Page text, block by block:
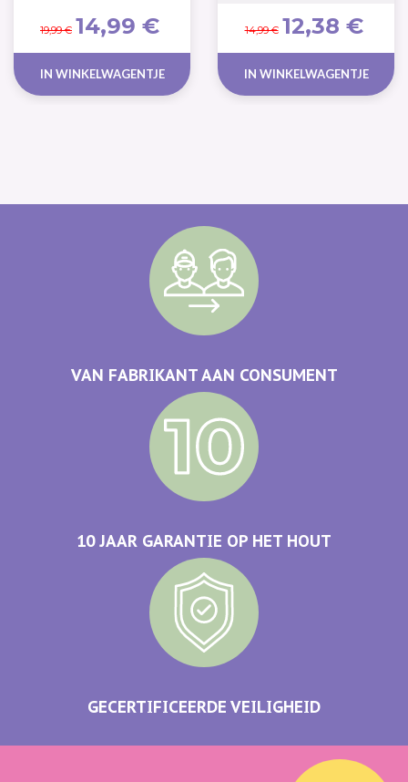
19,99 € 14,99 €
IN WINKELWAGENTJE
14,99 € 12,38 €
IN WINKELWAGENTJE
VAN FABRIKANT AAN CONSUMENT
10 JAAR GARANTIE OP HET HOUT
GECERTIFICEERDE VEILIGHEID